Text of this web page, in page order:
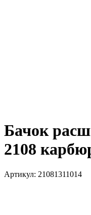
Бачок
2108
Артикул: 21081311014